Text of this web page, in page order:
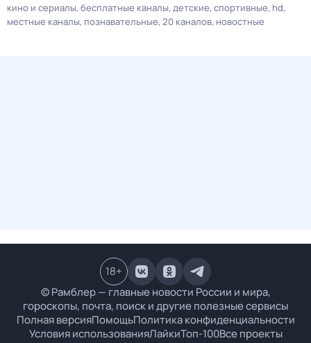
кино и сериалы бесплатные каналы детские спортивные hd
местные каналы познавательные 20 каналов новостные
© Рамблер — главные новости России и мира,
гороскопы, почта, поиск и другие полезные сервисы
Полная версияПомощьПолитика конфиденциальности
Условия использованияЛайкиТоп-100Все проекты
18+